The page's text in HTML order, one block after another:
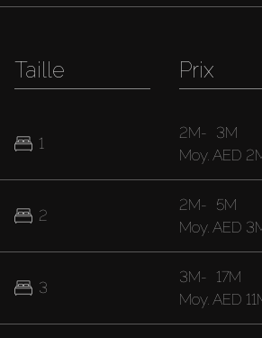
Taille
1
2
3
Prix
2M- 3M
Moy. AED
2M- 5M
Moy. AED
3M- 17M
Moy. AED